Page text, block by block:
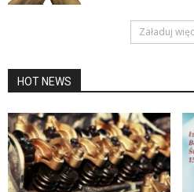
Załaduj
HOT NEWS